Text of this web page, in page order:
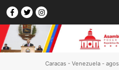
Caracas - Venezuela -